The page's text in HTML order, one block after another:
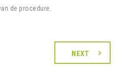
de procedure.
NEXT